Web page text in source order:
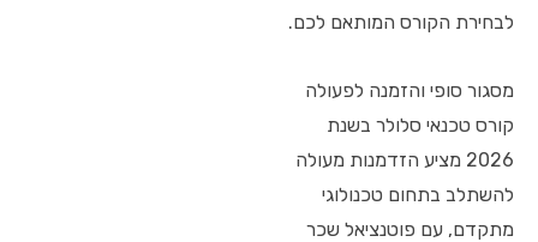
לבחירת הקורס המותאם לכם.
מסגור סופי והזמנה לפעולה
קורס טכנאי סלולר בשנת
2026 מציע הזדמנות מעולה
להשתלב בתחום טכנולוגי
מתקדם, עם פוטנציאל שכר